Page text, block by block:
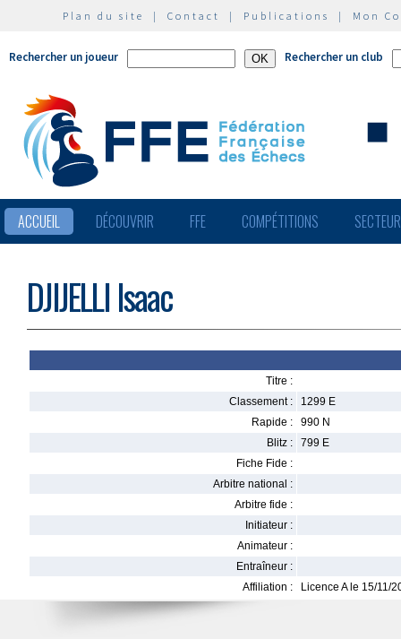
Plan du site | Contact | Publications | Mon
Rechercher un joueur Rechercher un club
ACCUEIL DÉCOUVRIR FFE COMPÉTITIONS
DJIJELLI Isaac
Titre :
Classement :
1299 E
Rapide :
990 N
Blitz :
799 E
Fiche Fide :
Arbitre national :
Arbitre fide :
Initiateur :
Animateur :
Entraîneur :
Affiliation :
Licence A le 15/11/